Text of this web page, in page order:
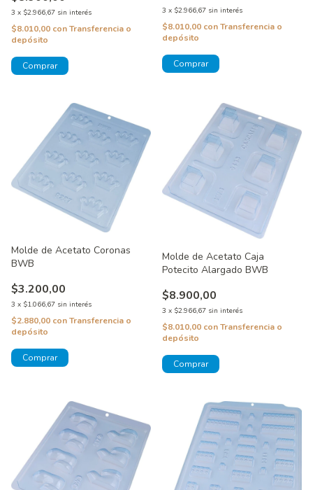
3 x $2.966,67 sin interés
$8.010,00 conTransferencia o
depósito
3 x $2.966,67 sin interés
$8.010,00 conTransferencia o
depósito
Molde de Acetato Coronas
BWB
$3.200,00
3 x $1.066,67 sin interés
$2.880,00 conTransferencia o
depósito
Molde de Acetato Caja
Potecito Alargado BWB
$8.900,00
3 x $2.966,67 sin interés
$8.010,00 conTransferencia o
depósito